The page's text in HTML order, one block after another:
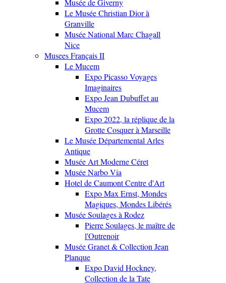
Musée de Giverny
Le Musée Christian Dior à
Granville
Musée National Marc Chagall
Nice
Musees Français II
Le Mucem
Expo Picasso Voyages
Imaginaires
Expo Jean Dubuffet au
Mucem
Expo 2022, la réplique de la
Grotte Cosquer à Marseille
Le Musée Départemental Arles
Antique
Musée Art Moderne Céret
Musée Narbo Via
Hotel de Caumont Centre d'Art
Expo Max Ernst, Mondes
Magiques, Mondes Libérés
Musée Soulages à Rodez
Pierre Soulages, le maître de
l'Outrenoir
Musée Granet & Collection Jean
Planque
Expo David Hockney,
Collection de la Tate